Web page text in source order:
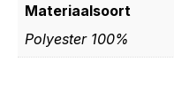
Materiaalsoort
Polyester 100%